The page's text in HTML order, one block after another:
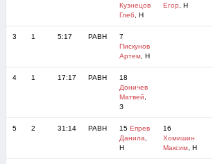
Кузнецов
Глеб, Н
Егор , Н
3 1 5:17 РАВН
7
Пискунов
Артем, Н
4 1 17:17 РАВН
18
Доничев
Матвей
З
5 2 31:14 РАВН 15 Епрев
Данила
Н
16
Хомишин
Максим, Н